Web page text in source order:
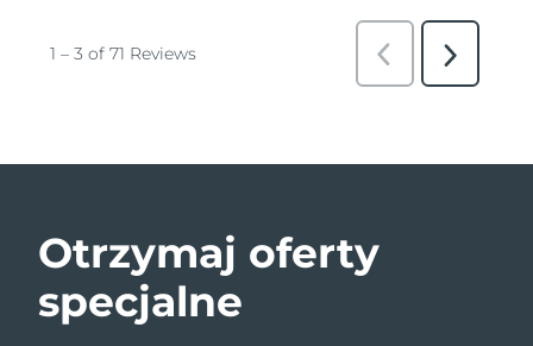
Otrzymaj oferty
specjalne